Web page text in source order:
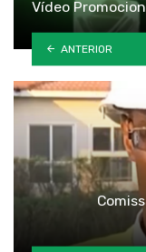
Vídeo
ANTERIOR